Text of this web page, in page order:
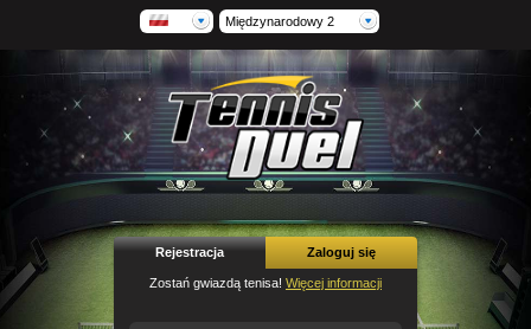
Międzynarodowy 2
Rejestracja Zaloguj się
Zostań gwiazdą tenisa! Więcej informacji